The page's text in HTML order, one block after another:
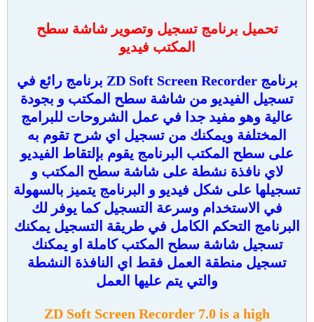
تحميل برنامج تسجيل وتصوير شاشة سطح
المكتب فيديو
برنامج ZD Soft Screen Recorder برنامج رائع في
تسجيل الفيديو من شاشة سطح المكتب و بجودة
عالية وهو مفيد جدا في عمل الشروحات للبرامج
المختلفة ويمكنك من تسجيل اي شرح تقوم به
على سطح المكتب البرنامج يقوم بإلتقاط الفيديو
لاي نافذة نشطة على شاشة سطح المكتب و
تسجيلها على شكل فيديو و البرنامج يتميز بالسهولة
في الاستخدام وسرعة التسجيل كما يوفر لك
البرنامج التحكم الكامل في طريقة التسجيل يمكنك
تسجيل شاشة سطح المكتب كاملة او يمكنك
تسجيل منطقة العمل فقط اي النافذة النشطة
والتي يتم عليها العمل
ZD Soft Screen Recorder 7.0 is a high